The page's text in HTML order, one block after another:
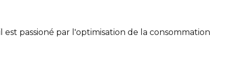
passioné par l'optimisation de la consommation